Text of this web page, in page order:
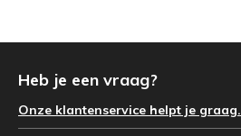
Heb je een vraag?
Onze klantenservice helpt je graag.